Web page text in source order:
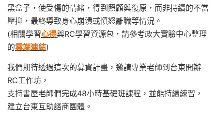
黑盒子，使受傷的情緒，得到照顧與復原，而非持續的不當
壓抑，最終導致身心崩潰或憤怒離職等情況。
(相關學習心得與RC學習資源包，請參考政大實驗中心整理
的雲端連結)
我們期待透過這次的募資計畫，邀請專業老師到台東開辦
RC工作坊，
支持書屋老師們完成48小時基礎班課程，並能持續練習，
建立台東互助諮商團體。